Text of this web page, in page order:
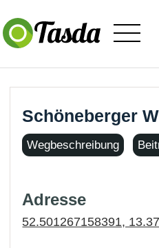
Schöneberger
Wegbeschreibung
Adresse
52.501267158391,